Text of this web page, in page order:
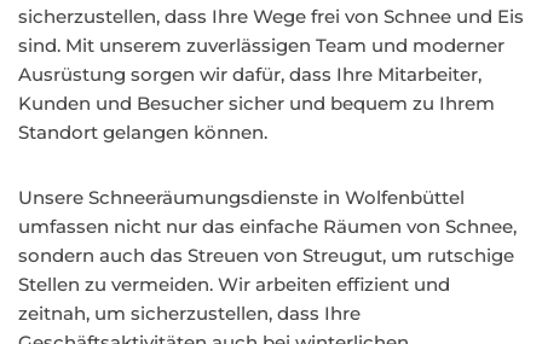
sicherzustellen, dass Ihre Wege frei von Schnee und Eis
sind. Mit unserem zuverlässigen Team und moderner
Ausrüstung sorgen wir dafür, dass Ihre Mitarbeiter,
Kunden und Besucher sicher und bequem zu Ihrem
Standort gelangen können.
Unsere Schneeräumungsdienste in Wolfenbüttel
umfassen nicht nur das einfache Räumen von Schnee,
sondern auch das Streuen von Streugut, um rutschige
Stellen zu vermeiden. Wir arbeiten effizient und
zeitnah, um sicherzustellen, dass Ihre